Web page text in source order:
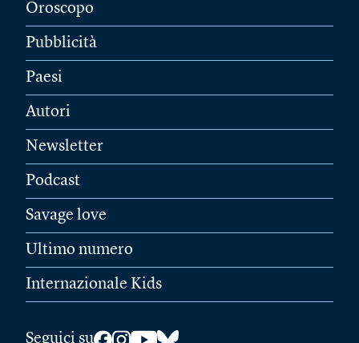
Oroscopo
Pubblicità
Paesi
Autori
Newsletter
Podcast
Savage love
Ultimo numero
Internazionale Kids
Seguici su